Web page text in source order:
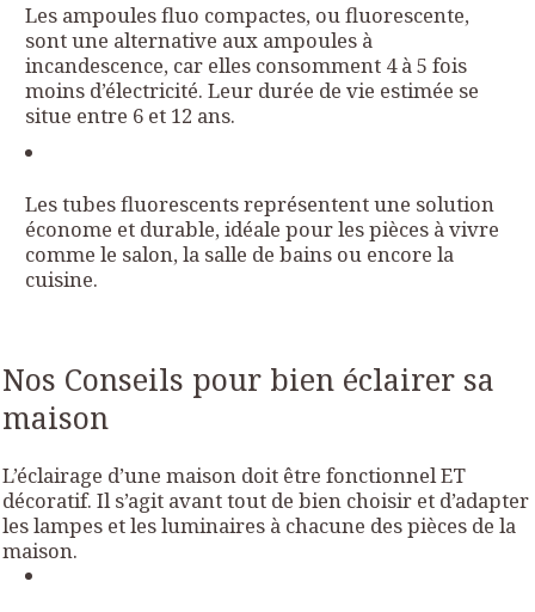
Les ampoules fluo compactes, ou fluorescente,
sont une alternative aux ampoules à
incandescence, car elles consomment 4 à 5 fois
moins d’électricité. Leur durée de vie estimée se
situe entre 6 et 12 ans.
Les tubes fluorescents représentent une solution
économe et durable, idéale pour les pièces à vivre
comme le salon, la salle de bains ou encore la
cuisine.
Nos Conseils pour bien éclairer sa
maison
L’éclairage d’une maison doit être fonctionnel ET
décoratif. Il s’agit avant tout de bien choisir et d’adapter
les lampes et les luminaires à chacune des pièces de la
maison.